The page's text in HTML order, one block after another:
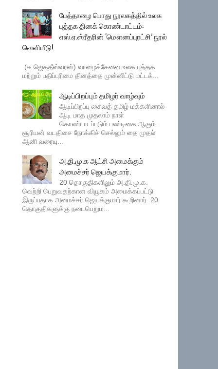
பேத்தாழை பொது நூலகத்தில் உலக
புத்தக தினக் கொண்டாட்டம்:
எஸ்.ஏ.ஸ்ரீதரின் ‘மௌனப்புரட்சி’ நூல்
வெளியீடு!
(க.ஜெகதீஸ்வரன்) வாழைச்சேனை உலக புத்தக
மற்றும் பதிப்புரிமை தினத்தை முன்னிட்டு மட்டக்...
ஆடிப்பிறப்பும் தமிழர் வாழ்வும்
ஆடிப்பிறப்பு சைவத் தமிழ் மக்களினால்
ஆடி மாத முதலாம் நாள்
கொண்டாடப்படும் பண்டிகை ஆகும்.
சூரியன் வடதிசை நோக்கிச் செல்லும் தை முதல்
ஆனி வரையு...
அ.தி.மு.க ஆட்சி அமைக்கும்
அமைச்சர் ஜெயக்குமார்.
20 தொகுதிகளிலும் அ.தி.மு.க.
வெற்றி பெறுவதற்கான வியூகம் அமைக்கப்பட்டு
இருப்பதாக அமைச்சர் ஜெயக்குமார் கூறினார். 20
தொகுதிகளுக்கு நடைபெறும...